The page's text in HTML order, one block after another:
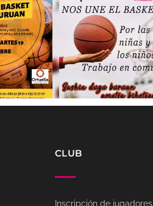
CLUB
Inscripción de jugadores